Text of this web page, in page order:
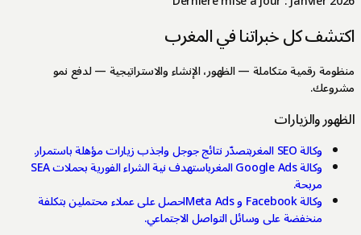
اكتشف كل خبراتنا في المغرب
منظومة رقمية متكاملة — الظهور، الإنشاء والاستراتيجية — لدفع نمو
مشروعك.
الظهور والزيارات
وكالة SEO المغرب تصدّر نتائج جوجل واجذب زيارات مؤهلة باستمرار.
وكالة Google Ads المغرب استهدف نية الشراء الفورية بحملات SEA
مربحة.
وكالة Facebook و Meta Ads احصل على عملاء محتملين بتكلفة
منخفضة على وسائل التواصل الاجتماعي.